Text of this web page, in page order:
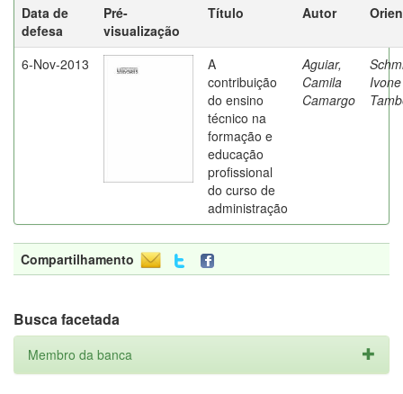
Data de
defesa
Pré-
visualização
Título Autor
6-Nov-2013
A
contribuição
do ensino
técnico na
formação e
educação
profissional
do curso de
administração
Aguiar,
Camila
Camargo
Ivone
Compartilhamento
Busca facetada
Membro da banca